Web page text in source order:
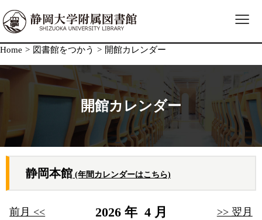
≡
Home > 図書館をつかう > 開館カレンダー
開館カレンダー
静岡本館 (年間カレンダーはこちら)
前月 << 2026 年 4 月 >> 翌月